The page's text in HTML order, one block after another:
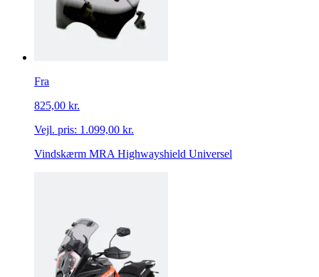
Fra
825,00 kr.
Vejl. pris: 1.099,00 kr.
Vindskærm MRA Highwayshield Universel